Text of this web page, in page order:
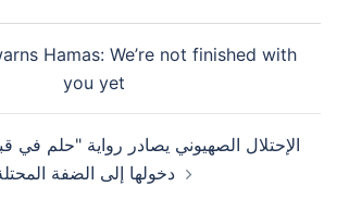
Hamas: We’re not finished with
you yet
الإحتلال الصهيوني يصادر رواية "حلم في
دخولها إلى الضفة